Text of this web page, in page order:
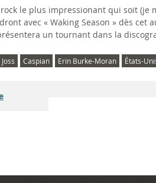
le plus impressionant qui soit
avec « Waking Season » dès cet
un tournant dans la
Caspian Erin Burke-Moran États-